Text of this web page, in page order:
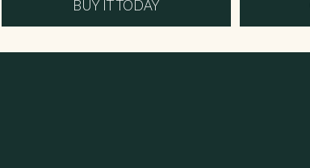
BUY IT TODAY